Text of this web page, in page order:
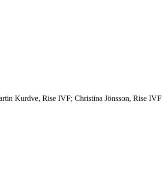
Kurdve, Rise IVF; Christina Jönsson, Rise IVF